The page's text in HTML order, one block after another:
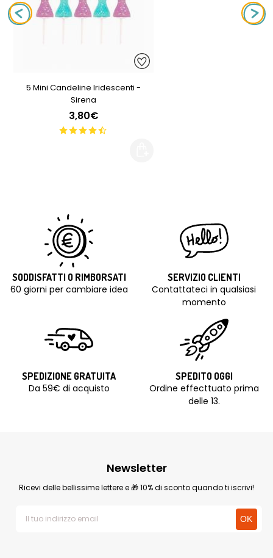
5 Mini Candeline Iridescenti -
Sirena
3,80€
SODDISFATTI O RIMBORSATI
60 giorni per cambiare idea
SERVIZIO CLIENTI
Contattateci in qualsiasi
momento
SPEDIZIONE GRATUITA
Da 59€ di acquisto
SPEDITO OGGI
Ordine effecttuato prima
delle 13.
Newsletter
Ricevi delle bellissime lettere e 🎁 10% di sconto quando ti iscrivi!